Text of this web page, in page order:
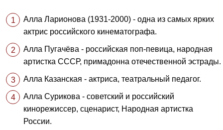
Алла Ларионова (1931-2000) - одна из самых ярких
актрис российского кинематографа.
Алла Пугачёва - российская поп-певица, народная
артистка СССР, примадонна отечественной эстрады.
Алла Казанская - актриса, театральный педагог.
Алла Сурикова - советский и российский
кинорежиссер, сценарист, Народная артистка
России.